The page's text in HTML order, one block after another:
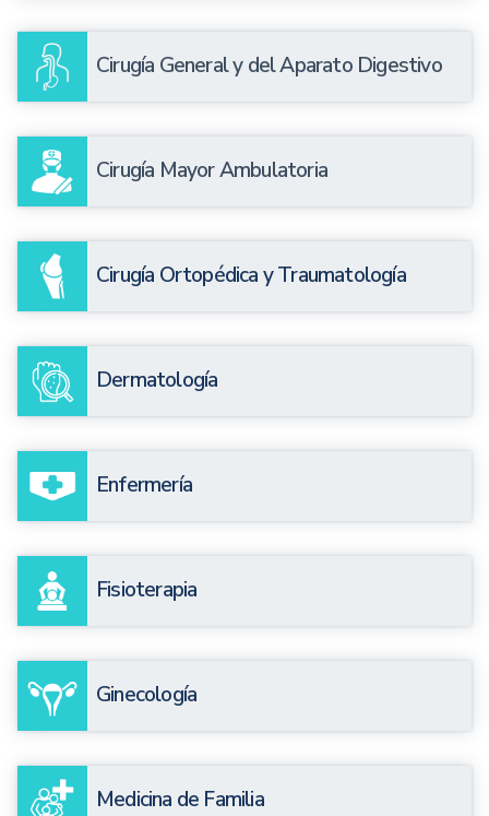
Cirugía General y del Aparato Digestivo
Cirugía Mayor Ambulatoria
Cirugía Ortopédica y Traumatología
Dermatología
Enfermería
Fisioterapia
Ginecología
Medicina de Familia